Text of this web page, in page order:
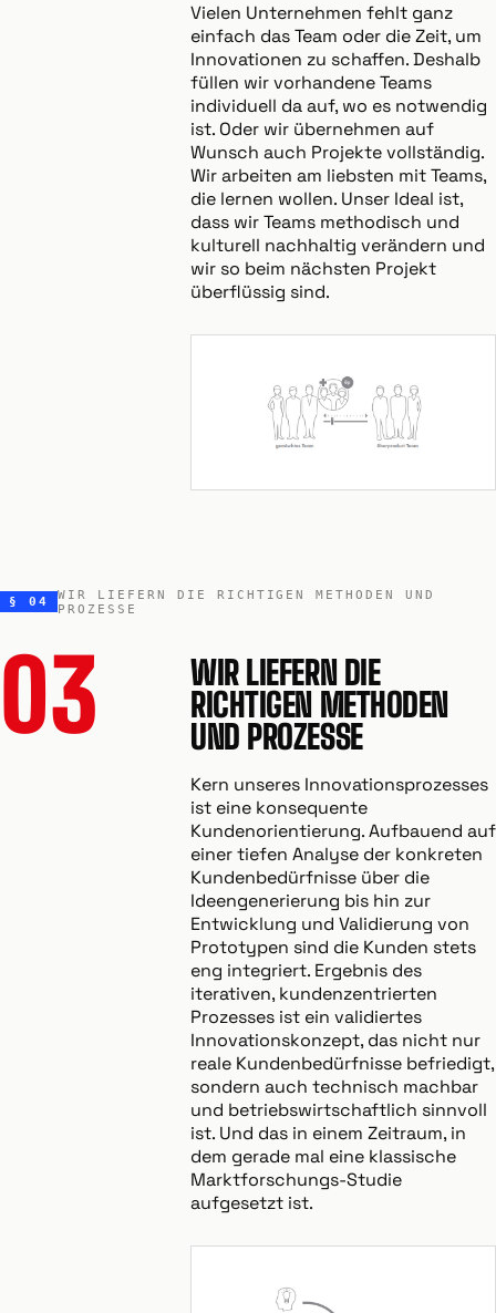
Vielen Unternehmen fehlt ganz
einfach das Team oder die Zeit, um
Innovationen zu schaffen. Deshalb
füllen wir vorhandene Teams
individuell da auf, wo es notwendig
ist. Oder wir übernehmen auf
Wunsch auch Projekte vollständig.
Wir arbeiten am liebsten mit Teams,
die lernen wollen. Unser Ideal ist,
dass wir Teams methodisch und
kulturell nachhaltig verändern und
wir so beim nächsten Projekt
überflüssig sind.
§ 04
WIR LIEFERN DIE RICHTIGEN METHODEN UND
PROZESSE
03
WIR LIEFERN DIE
RICHTIGEN METHODEN
UND PROZESSE
Kern unseres Innovationsprozesses
ist eine konsequente
Kundenorientierung. Aufbauend auf
einer tiefen Analyse der konkreten
Kundenbedürfnisse über die
Ideengenerierung bis hin zur
Entwicklung und Validierung von
Prototypen sind die Kunden stets
eng integriert. Ergebnis des
iterativen, kundenzentrierten
Prozesses ist ein validiertes
Innovationskonzept, das nicht nur
reale Kundenbedürfnisse befriedigt,
sondern auch technisch machbar
und betriebswirtschaftlich sinnvoll
ist. Und das in einem Zeitraum, in
dem gerade mal eine klassische
Marktforschungs-Studie
aufgesetzt ist.